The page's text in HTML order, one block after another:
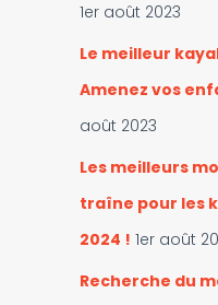
1er août 2023
Le meilleur
Amenez vos
août 2023
Les meilleurs
traîne pour les
2024 ! 1er août
Recherche du